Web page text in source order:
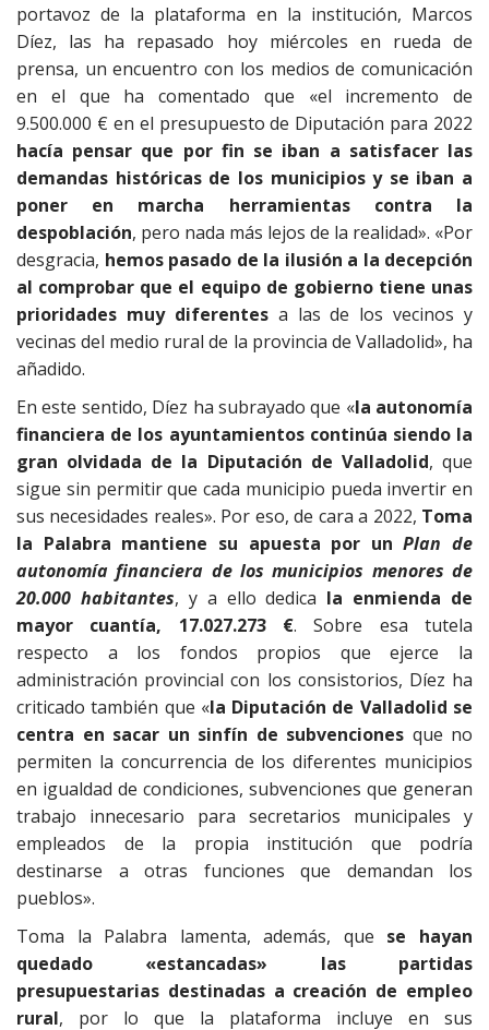
portavoz de la plataforma en la institución, Marcos
Díez, las ha repasado hoy miércoles en rueda de
prensa, un encuentro con los medios de comunicación
en el que ha comentado que «el incremento de
9.500.000 € en el presupuesto de Diputación para 2022
hacía pensar que por fin se iban a satisfacer las
demandas históricas de los municipios y se iban a
poner en marcha herramientas contra la
despoblación, pero nada más lejos de la realidad». «Por
desgracia, hemos pasado de la ilusión a la decepción
al comprobar que el equipo de gobierno tiene unas
prioridades muy diferentesa las de los vecinos y
vecinas del medio rural de la provincia de Valladolid», ha
añadido.
En este sentido, Díez ha subrayado que «la autonomía
financiera de los ayuntamientos continúa siendo la
gran olvidada de la Diputación de Valladolid, que
sigue sin permitir que cada municipio pueda invertir en
sus necesidades reales». Por eso, de cara a 2022, Toma
la Palabra mantiene su apuesta por unPlan de
autonomía financiera de los municipios menores de
20.000 habitantes, y a ello dedica la enmienda de
mayor cuantía, 17.027.273 €. Sobre esa tutela
respecto a los fondos propios que ejerce la
administración provincial con los consistorios, Díez ha
criticado también que «la Diputación de Valladolid se
centra en sacar un sinfín de subvenciones que no
permiten la concurrencia de los diferentes municipios
en igualdad de condiciones, subvenciones que generan
trabajo innecesario para secretarios municipales y
empleados de la propia institución que podría
destinarse a otras funciones que demandan los
pueblos».
Toma la Palabra lamenta, además, que se hayan
quedado «estancadas» las partidas
presupuestarias destinadas a creación de empleo
rural, por lo que la plataforma incluye en sus